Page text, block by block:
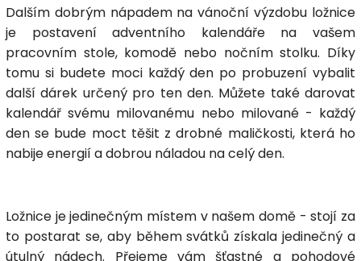
Dalším dobrým nápadem na vánoční výzdobu ložnice
je postaveníadventního kalendářena vašem
pracovním stole, komodě nebo nočním stolku. Díky
tomu si budete moci každý den po probuzení vybalit
další dárek určený pro ten den. Můžete také darovat
kalendář svému milovanému nebo milované - každý
den se bude moct těšit z drobné maličkosti, která ho
nabije energií a dobrou náladou na celý den.
Ložnice je jedinečným místem v našem domě - stojí za
to postarat se, aby během svátků získala jedinečný a
útulný nádech. Přejeme vám šťastné a pohodové